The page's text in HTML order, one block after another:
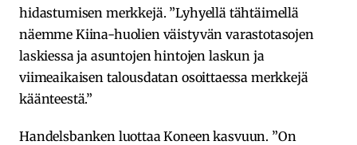
hidastumisen merkkejä. ”Lyhyellä tähtäimellä
näemme Kiina-huolien väistyvän varastotasojen
laskiessa ja asuntojen hintojen laskun ja
viimeaikaisen talousdatan osoittaessa merkkejä
käänteestä.”
Handelsbanken luottaa Koneen kasvuun. ”On